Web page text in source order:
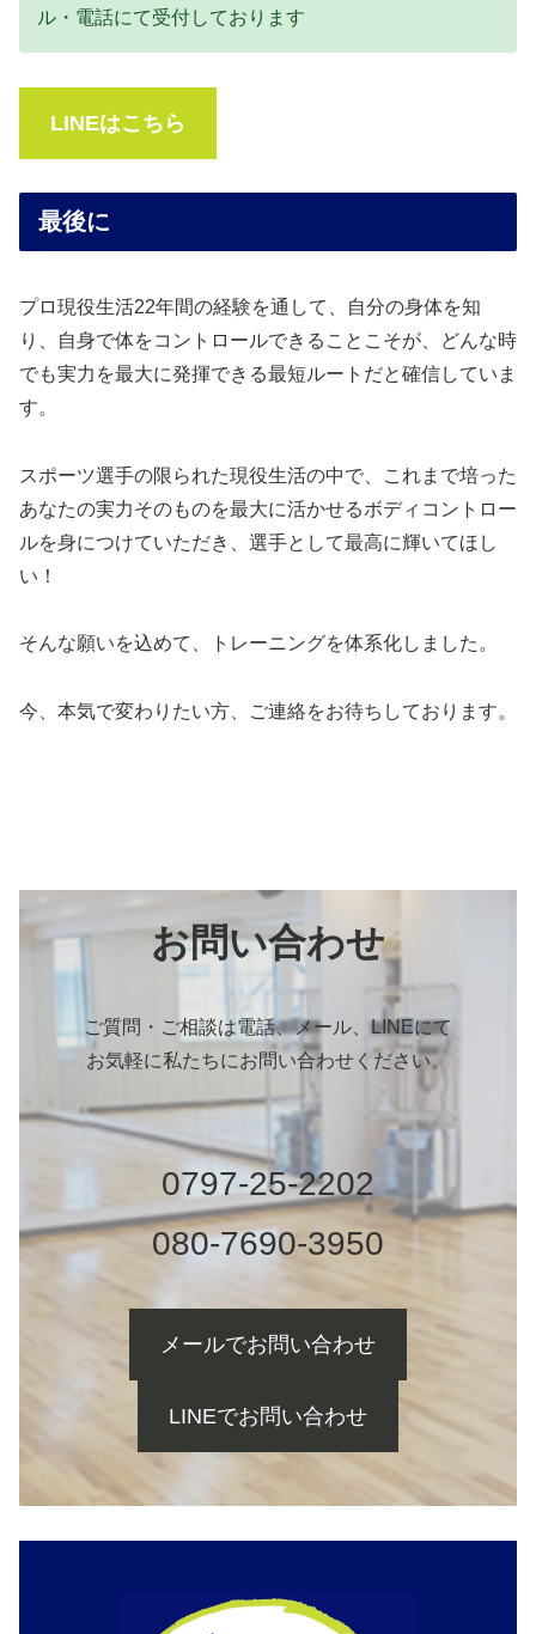
ル・電話にて受付しております
LINEはこちら
最後に
プロ現役生活22年間の経験を通して、自分の身体を知
り、自身で体をコントロールできることこそが、どんな時
でも実力を最大に発揮できる最短ルートだと確信していま
す。
スポーツ選手の限られた現役生活の中で、これまで培った
あなたの実力そのものを最大に活かせるボディコントロー
ルを身につけていただき、選手として最高に輝いてほし
い！
そんな願いを込めて、トレーニングを体系化しました。
今、本気で変わりたい方、ご連絡をお待ちしております。
お問い合わせ
ご質問・ご相談は電話、メール、LINEにて
お気軽に私たちにお問い合わせください。
0797-25-2202
080-7690-3950
メールでお問い合わせ
LINEでお問い合わせ